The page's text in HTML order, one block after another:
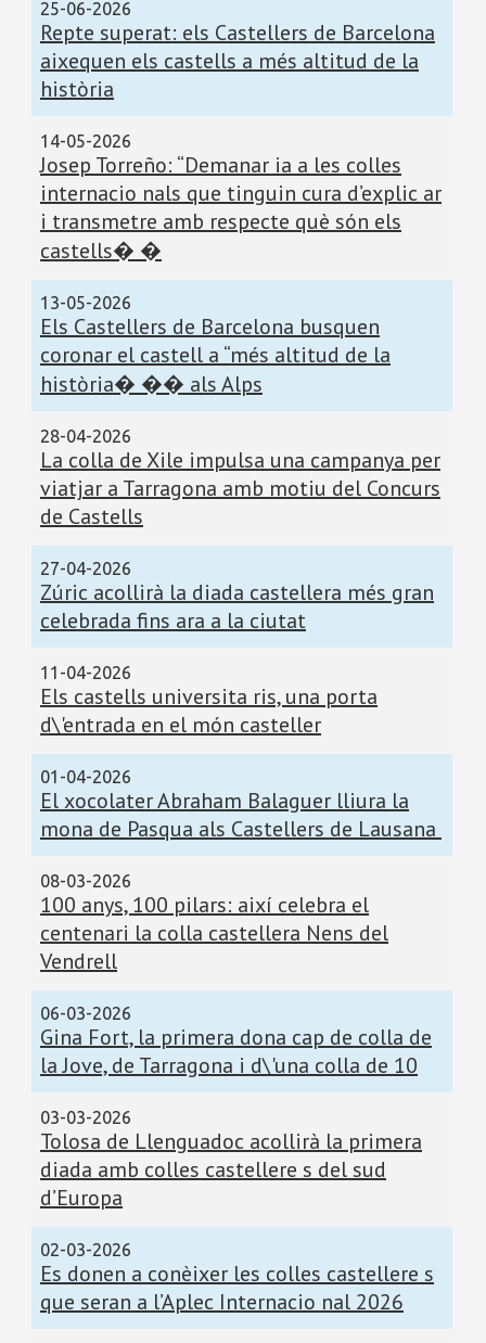
25-06-2026
Repte superat: els Castellers de Barcelona
aixequen els castells a més altitud de la
història
14-05-2026
Josep Torreño: “Demanar ia a les colles
internacio nals que tinguin cura d’explic ar
i transmetre amb respecte què són els
castells� �
13-05-2026
Els Castellers de Barcelona busquen
coronar el castell a “més altitud de la
història� �� als Alps
28-04-2026
La colla de Xile impulsa una campanya per
viatjar a Tarragona amb motiu del Concurs
de Castells
27-04-2026
Zúric acollirà la diada castellera més gran
celebrada fins ara a la ciutat
11-04-2026
Els castells universita ris, una porta
d\'entrada en el món casteller
01-04-2026
El xocolater Abraham Balaguer lliura la
mona de Pasqua als Castellers de Lausana
08-03-2026
100 anys, 100 pilars: així celebra el
centenari la colla castellera Nens del
Vendrell
06-03-2026
Gina Fort, la primera dona cap de colla de
la Jove, de Tarragona i d\'una colla de 10
03-03-2026
Tolosa de Llenguadoc acollirà la primera
diada amb colles castellere s del sud
d’Europa
02-03-2026
Es donen a conèixer les colles castellere s
que seran a l’Aplec Internacio nal 2026